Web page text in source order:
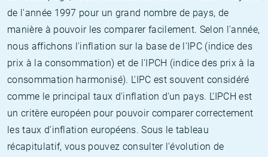
de l'année 1997 pour un grand nombre de pays, de
manière à pouvoir les comparer facilement. Selon l'année,
nous affichons l'inflation sur la base de l'IPC (indice des
prix à la consommation) et de l'IPCH (indice des prix à la
consommation harmonisé). L'IPC est souvent considéré
comme le principal taux d'inflation d'un pays. L'IPCH est
un critère européen pour pouvoir comparer correctement
les taux d'inflation européens. Sous le tableau
récapitulatif, vous pouvez consulter l'évolution de